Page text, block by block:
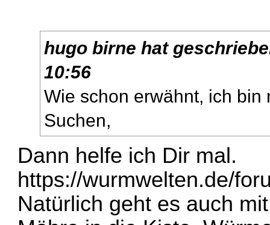
hugo birne hat
10:56
Wie schon erwähnt, ich bin
Suchen,
Dann helfe ich Dir mal.
https://wurmwelten.de/
Natürlich geht es auch